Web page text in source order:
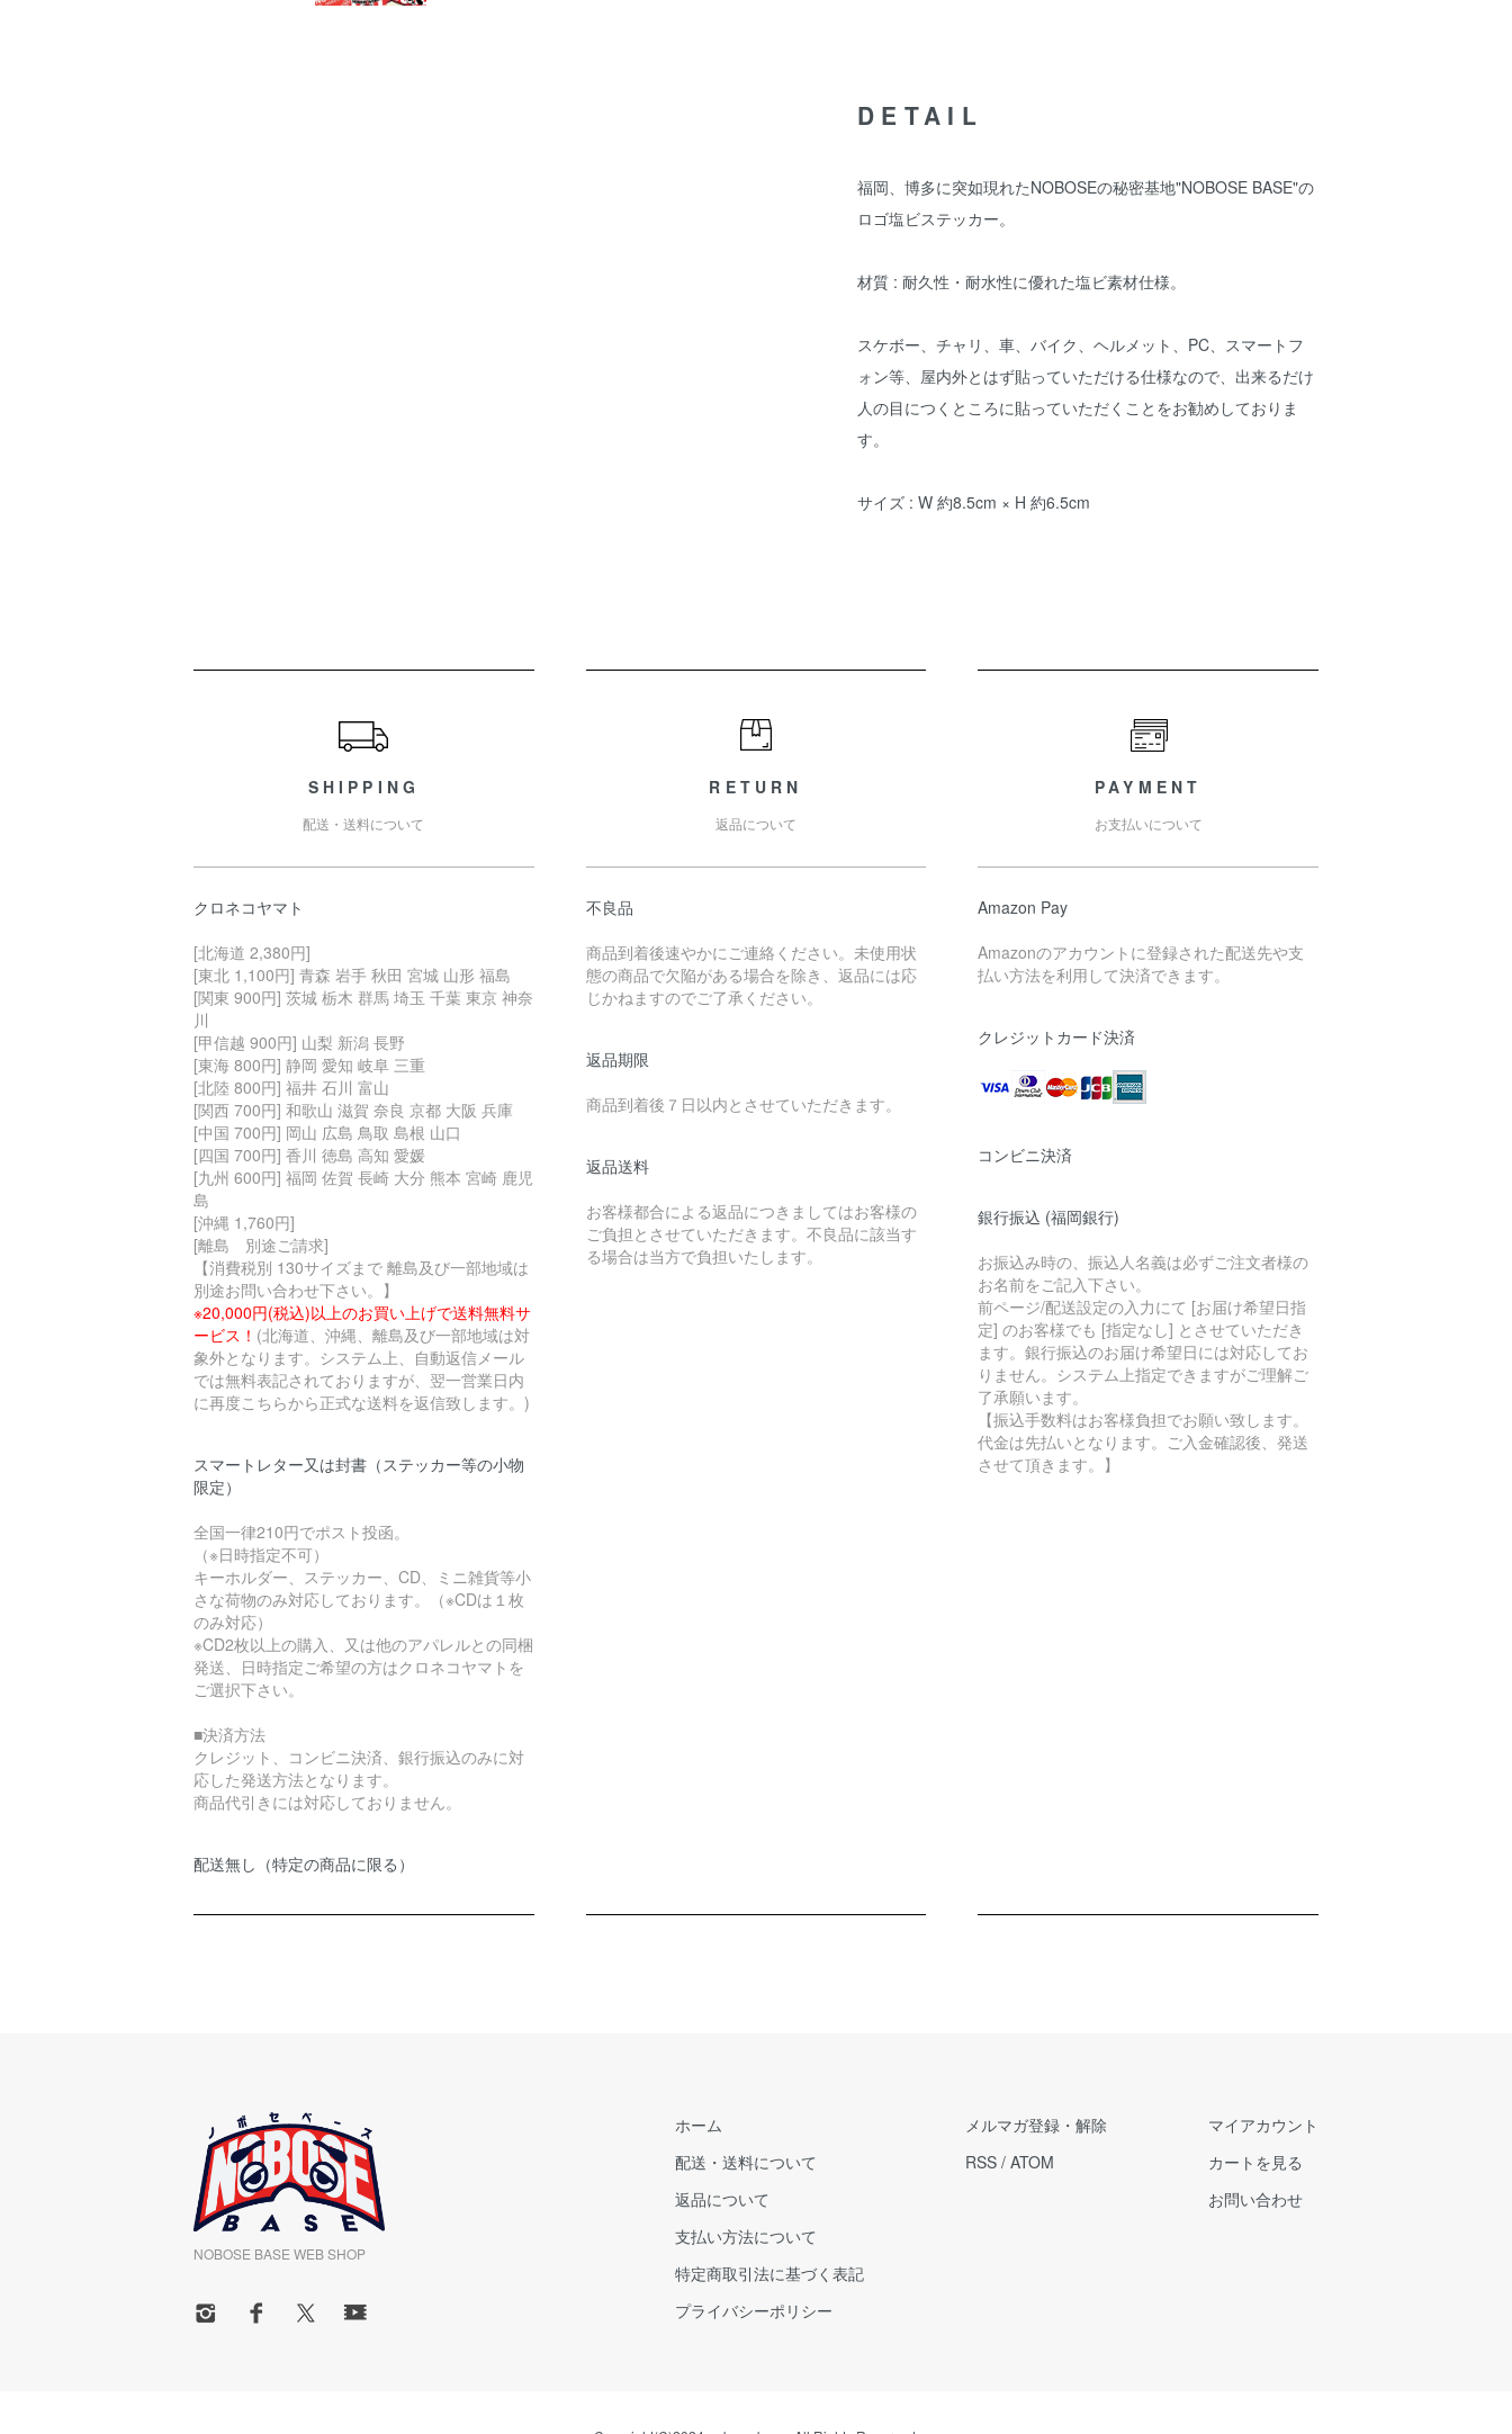
DETAIL
福岡、博多に突如現れたNOBOSEの秘密基地"NOBOSE BASE"の
ロゴ塩ビステッカー。
材質 : 耐久性・耐水性に優れた塩ビ素材仕様。
スケボー、チャリ、車、バイク、ヘルメット、PC、スマートフ
ォン等、屋内外とはず貼っていただける仕様なので、出来るだけ
人の目につくところに貼っていただくことをお勧めしておりま
す。
サイズ : W 約8.5cm × H 約6.5cm
SHIPPING
配送・送料について
クロネコヤマト
[北海道 2,380円]
[東北 1,100円] 青森 岩手 秋田 宮城 山形 福島
[関東 900円] 茨城 栃木 群馬 埼玉 千葉 東京 神奈
川
[甲信越 900円] 山梨 新潟 長野
[東海 800円] 静岡 愛知 岐阜 三重
[北陸 800円] 福井 石川 富山
[関西 700円] 和歌山 滋賀 奈良 京都 大阪 兵庫
[中国 700円] 岡山 広島 鳥取 島根 山口
[四国 700円] 香川 徳島 高知 愛媛
[九州 600円] 福岡 佐賀 長崎 大分 熊本 宮崎 鹿児
島
[沖縄 1,760円]
[離島 別途ご請求]
【消費税別 130サイズまで 離島及び一部地域は
別途お問い合わせ下さい。】
※20,000円(税込)以上のお買い上げで送料無料サ
ービス！ (北海道、沖縄、離島及び一部地域は対
象外となります。システム上、自動返信メール
では無料表記されておりますが、翌一営業日内
に再度こちらから正式な送料を返信致します。)
スマートレター又は封書（ステッカー等の小物
限定）
全国一律210円でポスト投函。
（※日時指定不可）
キーホルダー、ステッカー、CD、ミニ雑貨等小
さな荷物のみ対応しております。（※CDは１枚
のみ対応）
※CD2枚以上の購入、又は他のアパレルとの同梱
発送、日時指定ご希望の方はクロネコヤマトを
ご選択下さい。
■決済方法
クレジット、コンビニ決済、銀行振込のみに対
応した発送方法となります。
商品代引きには対応しておりません。
配送無し（特定の商品に限る）
RETURN
返品について
不良品
商品到着後速やかにご連絡ください。未使用状
態の商品で欠陥がある場合を除き、返品には応
じかねますのでご了承ください。
返品期限
商品到着後７日以内とさせていただきます。
返品送料
お客様都合による返品につきましてはお客様の
ご負担とさせていただきます。不良品に該当す
る場合は当方で負担いたします。
PAYMENT
お支払いについて
Amazon Pay
Amazonのアカウントに登録された配送先や支
払い方法を利用して決済できます。
クレジットカード決済
コンビニ決済
銀行振込 (福岡銀行)
お振込み時の、振込人名義は必ずご注文者様の
お名前をご記入下さい。
前ページ/配送設定の入力にて [お届け希望日指
定] のお客様でも [指定なし] とさせていただき
ます。銀行振込のお届け希望日には対応してお
りません。システム上指定できますがご理解ご
了承願います。
【振込手数料はお客様負担でお願い致します。
代金は先払いとなります。ご入金確認後、発送
させて頂きます。】
NOBOSE BASE WEB SHOP
ホーム
配送・送料について
返品について
支払い方法について
特定商取引法に基づく表記
プライバシーポリシー
メルマガ登録・解除
RSS / ATOM
マイアカウント
カートを見る
お問い合わせ